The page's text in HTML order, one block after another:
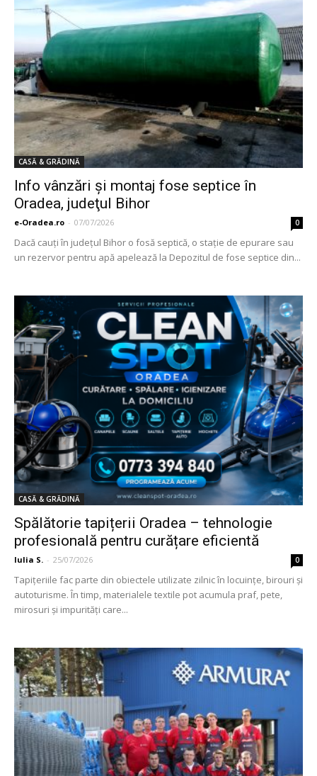
CASĂ & GRĂDINĂ
Info vânzări şi montaj fose septice în
Oradea, judeţul Bihor
e-Oradea.ro - 07/07/2026 0
Dacă cauţi în judeţul Bihor o fosă septică, o staţie de epurare sau
un rezervor pentru apă apelează la Depozitul de fose septice din...
CASĂ & GRĂDINĂ
Spălătorie tapițerii Oradea – tehnologie
profesională pentru curățare eficientă
Iulia S. - 25/07/2026 0
Tapițeriile fac parte din obiectele utilizate zilnic în locuințe, birouri și
autoturisme. În timp, materialele textile pot acumula praf, pete,
mirosuri și impurități care...